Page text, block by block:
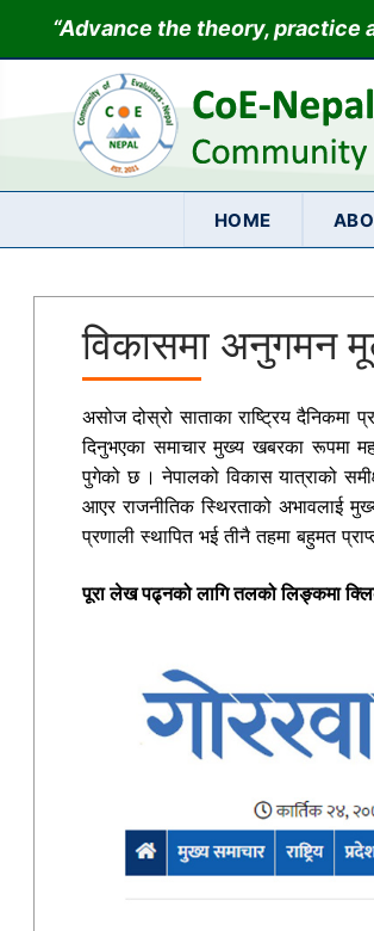
“Advance the theory, practice
HOME
विकासमा अनुगमन
असोज दोस्रो साताका राष्ट्रिय दैनिकमा
दिनुभएका समाचार मुख्य खबरका रूपमा
पुगेको छ । नेपालको विकास यात्राको
आएर राजनीतिक स्थिरताको अभावलाई
प्रणाली स्थापित भई तीनै तहमा बहुमत
पूरा लेख पढ्नको लागि तलको लिङ्कमा